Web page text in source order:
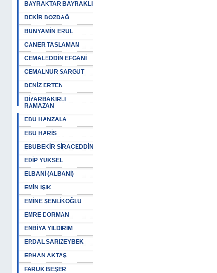
BAYRAKTAR BAYRAKLI
BEKİR BOZDAĞ
BÜNYAMİN ERUL
CANER TASLAMAN
CEMALEDDİN EFGANİ
CEMALNUR SARGUT
DENİZ ERTEN
DİYARBAKIRLI
RAMAZAN
EBU HANZALA
EBU HARİS
EBUBEKİR SİRACEDDİN
EDİP YÜKSEL
ELBANİ (ALBANİ)
EMİN IŞIK
EMİNE ŞENLİKOĞLU
EMRE DORMAN
ENBİYA YILDIRIM
ERDAL SARIZEYBEK
ERHAN AKTAŞ
FARUK BEŞER